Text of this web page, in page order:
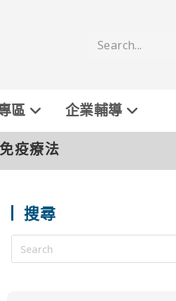
Search...
區 企業輔導
疫療法
搜尋